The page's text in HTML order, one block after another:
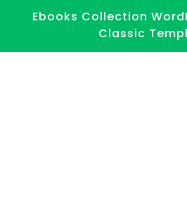
Ebooks Collection
Classic